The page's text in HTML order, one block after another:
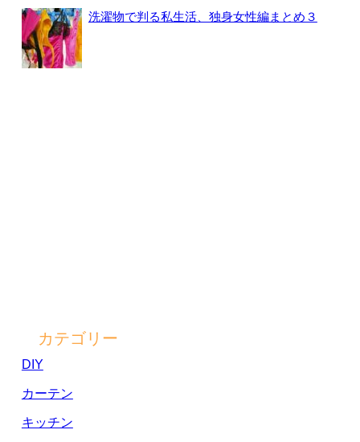
洗濯物で判る私生活、独身女性編まとめ３
カテゴリー
DIY
カーテン
キッチン